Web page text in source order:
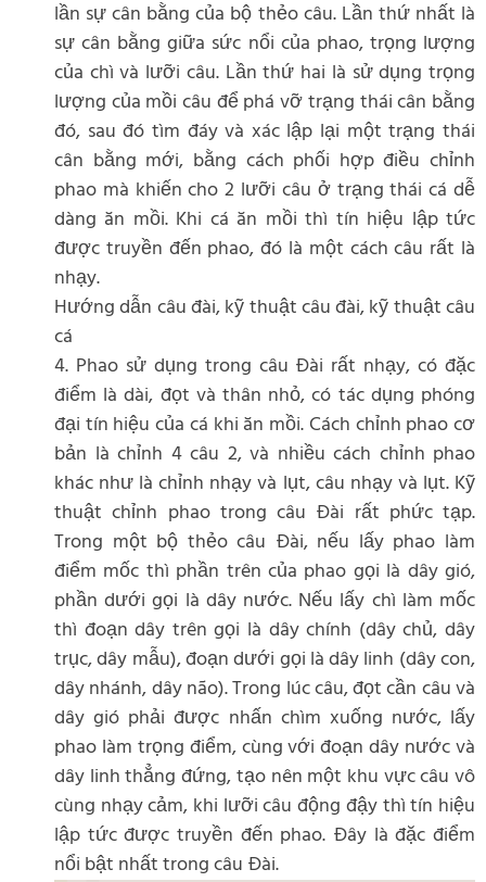
lần sự cân bằng của bộ thẻo câu. Lần thứ nhất là
sự cân bằng giữa sức nổi của phao, trọng lượng
của chì và lưỡi câu. Lần thứ hai là sử dụng trọng
lượng của mồi câu để phá vỡ trạng thái cân bằng
đó, sau đó tìm đáy và xác lập lại một trạng thái
cân bằng mới, bằng cách phối hợp điều chỉnh
phao mà khiến cho 2 lưỡi câu ở trạng thái cá dễ
dàng ăn mồi. Khi cá ăn mồi thì tín hiệu lập tức
được truyền đến phao, đó là một cách câu rất là
nhạy.
Hướng dẫn câu đài, kỹ thuật câu đài, kỹ thuật câu
cá
4. Phao sử dụng trong câu Đài rất nhạy, có đặc
điểm là dài, đọt và thân nhỏ, có tác dụng phóng
đại tín hiệu của cá khi ăn mồi. Cách chỉnh phao cơ
bản là chỉnh 4 câu 2, và nhiều cách chỉnh phao
khác như là chỉnh nhạy và lụt, câu nhạy và lụt. Kỹ
thuật chỉnh phao trong câu Đài rất phức tạp.
Trong một bộ thẻo câu Đài, nếu lấy phao làm
điểm mốc thì phần trên của phao gọi là dây gió,
phần dưới gọi là dây nước. Nếu lấy chì làm mốc
thì đoạn dây trên gọi là dây chính (dây chủ, dây
trục, dây mẫu), đoạn dưới gọi là dây linh (dây con,
dây nhánh, dây não). Trong lúc câu, đọt cần câu và
dây gió phải được nhấn chìm xuống nước, lấy
phao làm trọng điểm, cùng với đoạn dây nước và
dây linh thẳng đứng, tạo nên một khu vực câu vô
cùng nhạy cảm, khi lưỡi câu động đậy thì tín hiệu
lập tức được truyền đến phao. Đây là đặc điểm
nổi bật nhất trong câu Đài.